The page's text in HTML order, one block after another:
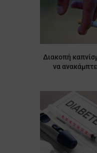
Διακοπή
να